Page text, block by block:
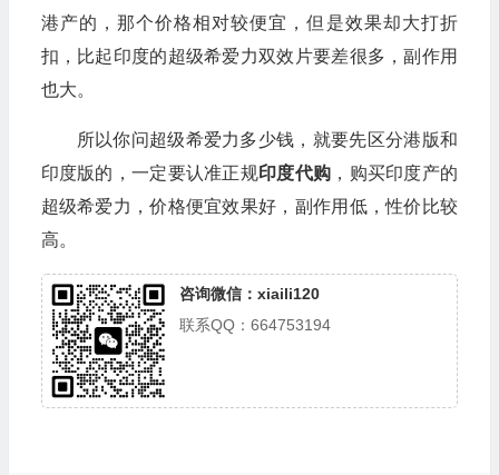
港产的，那个价格相对较便宜，但是效果却大打折
扣，比起印度的超级希爱力双效片要差很多，副作用
也大。
所以你问超级希爱力多少钱，就要先区分港版和
印度版的，一定要认准正规印度代购 ，购买印度产的
超级希爱力，价格便宜效果好，副作用低，性价比较
高。
咨询微信：xiaili120
联系QQ：664753194